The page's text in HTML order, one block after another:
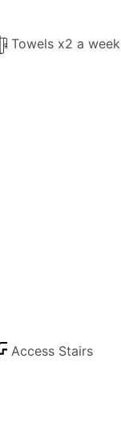
Towels x2 a week
Access Stairs